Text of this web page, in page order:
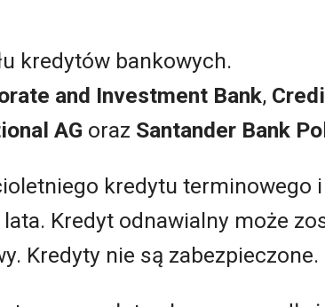
kredytów bankowych.
and Investment Bank,
AG oraz Santander Bank
kredytu terminowego
Kredyt odnawialny może
Kredyty nie są zabezpieczone.